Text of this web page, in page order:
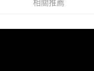
相關推薦